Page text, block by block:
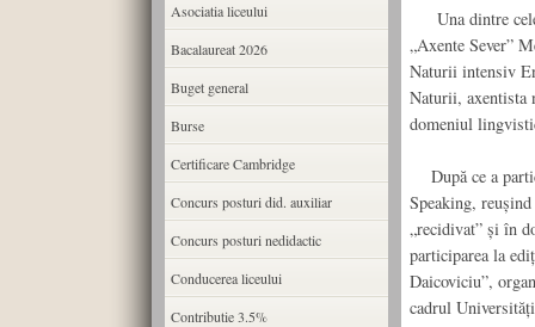
Una dintre cele
„Axente Sever”
Naturii intensiv
Naturii, axentista
domeniul
După ce a
Speaking,
„recidivat” și în
participarea la
Daicoviciu”,
cadrul
Asociatia liceului
Bacalaureat 2026
Buget general
Burse
Certificare Cambridge
Concurs posturi did. auxiliar
Concurs posturi nedidactic
Conducerea liceului
Contributie 3.5%